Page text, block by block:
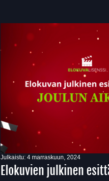
Julkaistu: 4 marraskuun, 2024
Elokuvien julkinen